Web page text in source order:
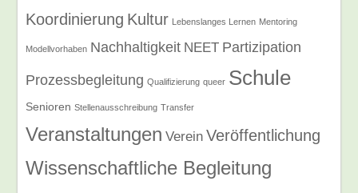
Koordinierung Kultur Lebenslanges Lernen Mentoring
Modellvorhaben Nachhaltigkeit NEET Partizipation
Prozessbegleitung Qualifizierung queer Schule
Senioren Stellenausschreibung Transfer
Veranstaltungen Verein Veröffentlichung
Wissenschaftliche Begleitung